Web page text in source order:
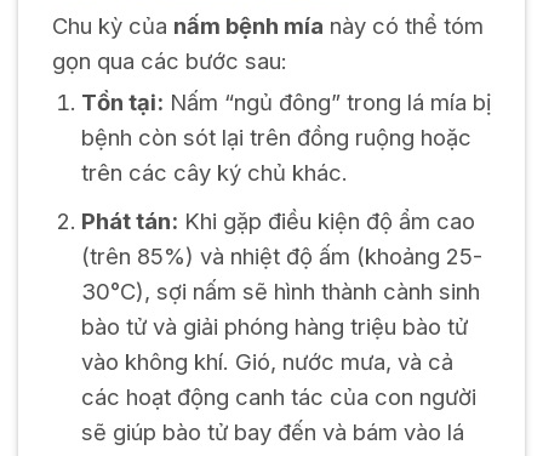
Chu kỳ của nấm bệnh mía này có thể tóm
gọn qua các bước sau:
Tồn tại: Nấm “ngủ đông” trong lá mía bị
bệnh còn sót lại trên đồng ruộng hoặc
trên các cây ký chủ khác.
Phát tán: Khi gặp điều kiện độ ẩm cao
(trên 85%) và nhiệt độ ấm (khoảng 25-
30°C), sợi nấm sẽ hình thành cành sinh
bào tử và giải phóng hàng triệu bào tử
vào không khí. Gió, nước mưa, và cả
các hoạt động canh tác của con người
sẽ giúp bào tử bay đến và bám vào lá